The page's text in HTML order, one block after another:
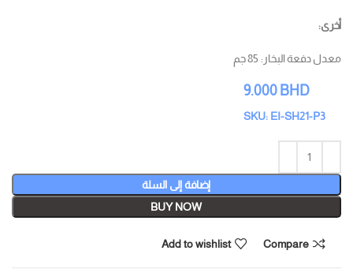
أخرى:
معدل دفعة البخار: 85 جم
9.000 BHD
SKU: EI-SH21-P3
إضافة إلى السلة
BUY NOW
Compare
Add to wishlist